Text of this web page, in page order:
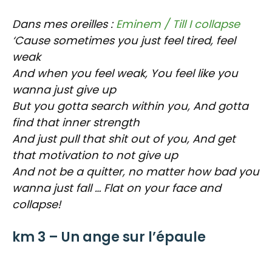
Dans mes oreilles : Eminem / Till I collapse
‘Cause sometimes you just feel tired, feel
weak
And when you feel weak, You feel like you
wanna just give up
But you gotta search within you, And gotta
find that inner strength
And just pull that shit out of you, And get
that motivation to not give up
And not be a quitter, no matter how bad you
wanna just fall … Flat on your face and
collapse!
km 3 – Un ange sur l’épaule